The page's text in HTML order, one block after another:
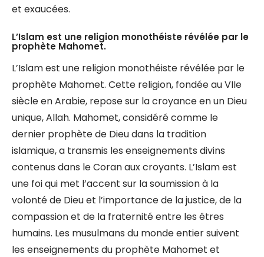
et exaucées.
L’Islam est une religion monothéiste révélée par le
prophète Mahomet.
L’Islam est une religion monothéiste révélée par le
prophète Mahomet. Cette religion, fondée au VIIe
siècle en Arabie, repose sur la croyance en un Dieu
unique, Allah. Mahomet, considéré comme le
dernier prophète de Dieu dans la tradition
islamique, a transmis les enseignements divins
contenus dans le Coran aux croyants. L’Islam est
une foi qui met l’accent sur la soumission à la
volonté de Dieu et l’importance de la justice, de la
compassion et de la fraternité entre les êtres
humains. Les musulmans du monde entier suivent
les enseignements du prophète Mahomet et